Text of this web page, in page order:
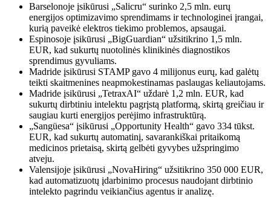
Barselonoje įsikūrusi „Salicru“ surinko 2,5 mln. eurų
energijos optimizavimo sprendimams ir technologinei įrangai,
kurią paveikė elektros tiekimo problemos, apsaugai.
Espinosoje įsikūrusi „BigGuardian“ užsitikrino 1,5 mln.
EUR, kad sukurtų nuotolinės klinikinės diagnostikos
sprendimus gyvuliams.
Madride įsikūrusi STAMP gavo 4 milijonus eurų, kad galėtų
teikti skaitmenines neapmokestinamas paslaugas keliautojams.
Madride įsikūrusi „TetraxAI“ uždarė 1,2 mln. EUR, kad
sukurtų dirbtiniu intelektu pagrįstą platformą, skirtą greičiau ir
saugiau kurti energijos perėjimo infrastruktūrą.
„Sangüesa“ įsikūrusi „Opportunity Health“ gavo 334 tūkst.
EUR, kad sukurtų automatinį, savarankiškai pritaikomą
medicinos prietaisą, skirtą gelbėti gyvybes užspringimo
atveju.
Valensijoje įsikūrusi „NovaHiring“ užsitikrino 350 000 EUR,
kad automatizuotų įdarbinimo procesus naudojant dirbtinio
intelekto pagrindu veikiančius agentus ir analizę.